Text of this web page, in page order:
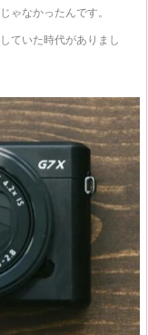
ゃなかったんです。
ていた時代がありまし